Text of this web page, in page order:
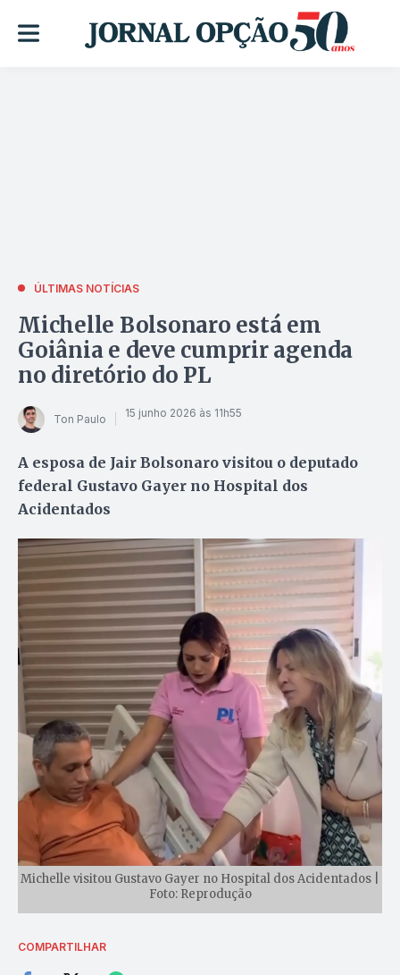
ÚLTIMAS NOTÍCIAS
Michelle Bolsonaro está em
Goiânia e deve cumprir agenda
no diretório do PL
Ton Paulo 15 junho 2026 às 11h55
A esposa de Jair Bolsonaro visitou o deputado
federal Gustavo Gayer no Hospital dos
Acidentados
Michelle visitou Gustavo Gayer no Hospital dos Acidentados |
Foto: Reprodução
COMPARTILHAR